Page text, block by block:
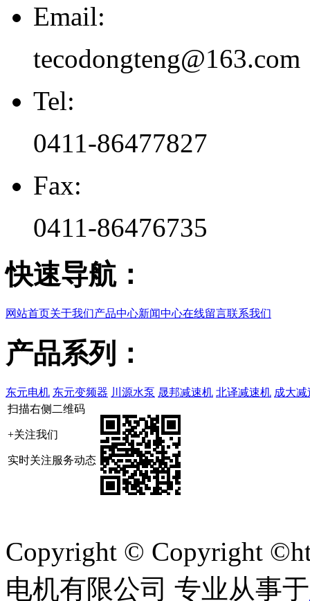
Email:
tecodongteng@163.com
Tel:
0411-86477827
Fax:
0411-86476735
快速导航：
网站首页关于我们产品中心新闻中心在线留言联系我们
产品系列：
东元电机 东元变频器 川源水泵 晟邦减速机 北译减速机 成大减
扫描右侧二维码
+关注我们
实时关注服务动态
Copyright © Copyright
电机有限公司 专业从事于